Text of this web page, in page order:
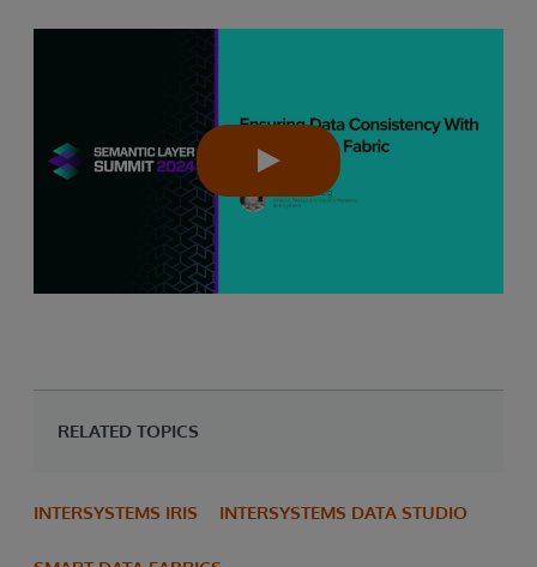
RELATED TOPICS
INTERSYSTEMS IRIS INTERSYSTEMS DATA STUDIO